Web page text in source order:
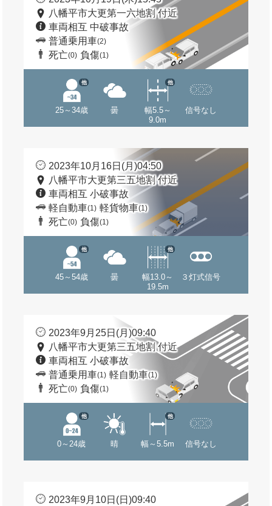
八幡平市大更第一六地割 付近
車両相互 中破事故
普通乗用車(2)
死亡(0) 負傷(1)
25～34歳
他
曇
幅5.5～
9.0m
他
信号なし
2023年10月16日(月)04:50
八幡平市大更第三五地割 付近
車両相互 小破事故
軽自動車(1) 軽貨物車(1)
死亡(0) 負傷(1)
45～54歳
他
曇
幅13.0～
19.5m
他
３灯式信号
2023年9月25日(月)09:40
八幡平市大更第三五地割 付近
車両相互 小破事故
普通乗用車(1) 軽自動車(1)
死亡(0) 負傷(1)
0～24歳
他
晴 幅～5.5m
他
信号なし
2023年9月10日(日)09:40